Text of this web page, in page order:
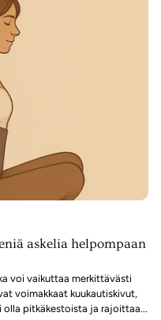
askelia helpompaan
voi vaikuttaa merkittävästi
voimakkaat kuukautiskivut,
olla pitkäkestoista ja rajoittaa...